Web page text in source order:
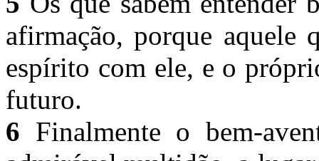
afirmação, porque aquele
espírito com ele, e o
futuro.
6 Finalmente o bem-